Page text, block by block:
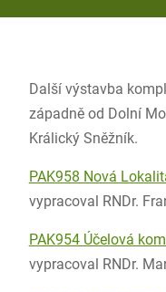
Další výstavba
západně od Dolní
Králický Sněžník.
PAK958 Nová
vypracoval RNDr.
PAK954 Účelová
vypracoval RNDr.